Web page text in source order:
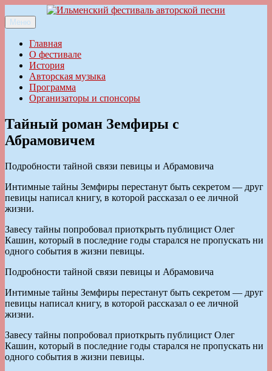
к
содержимому
Ильменский фестиваль авторской песни
Меню
Главная
О фестивале
История
Авторская музыка
Программа
Организаторы и спонсоры
Тайный роман Земфиры с
Абрамовичем
Подробности тайной связи певицы и Абрамовича
Интимные тайны Земфиры перестанут быть секретом — друг
певицы написал книгу, в которой рассказал о ее личной
жизни.
Завесу тайны попробовал приоткрыть публицист Олег
Кашин, который в последние годы старался не пропускать ни
одного события в жизни певицы.
Подробности тайной связи певицы и Абрамовича
Интимные тайны Земфиры перестанут быть секретом — друг
певицы написал книгу, в которой рассказал о ее личной
жизни.
Завесу тайны попробовал приоткрыть публицист Олег
Кашин, который в последние годы старался не пропускать ни
одного события в жизни певицы.